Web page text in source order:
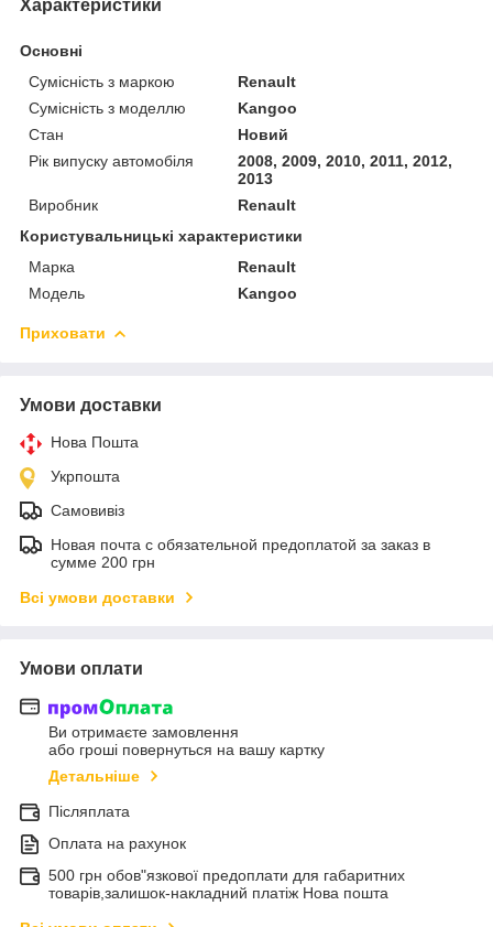
Характеристики
Основні
Сумісність з маркою
Renault
Сумісність з моделлю
Kangoo
Стан
Новий
Рік випуску автомобіля
2008, 2009, 2010, 2011, 2012,
2013
Виробник
Renault
Користувальницькі характеристики
Марка
Renault
Модель
Kangoo
Приховати
Умови доставки
Нова Пошта
Укрпошта
Самовивіз
Новая почта с обязательной предоплатой за заказ в
сумме 200 грн
Всі умови доставки
Умови оплати
Ви отримаєте замовлення
або гроші повернуться на вашу картку
Детальніше
Післяплата
Оплата на рахунок
500 грн обов"язкової предоплати для габаритних
товарів,залишок-накладний платіж Нова пошта